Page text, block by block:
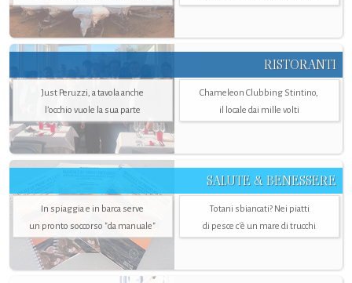
RISTORANTI
Just Peruzzi, a tavola anche
l’occhio vuole la sua parte
Chameleon Clubbing Stintino,
il locale dai mille volti
SALUTE & BENESSERE
In spiaggia e in barca serve
un pronto soccorso "da manuale"
Totani sbiancati? Nei piatti
di pesce c'è un mare di trucchi